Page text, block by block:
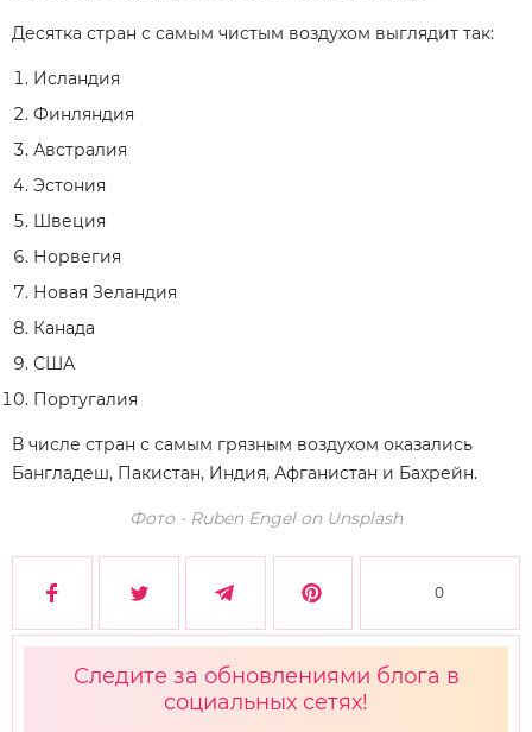
Десятка стран с самым чистым воздухом выглядит так:
Исландия
Финляндия
Австралия
Эстония
Швеция
Норвегия
Новая Зеландия
Канада
США
Португалия
В числе стран с самым грязным воздухом оказались
Бангладеш, Пакистан, Индия, Афганистан и Бахрейн.
Фото - Ruben Engel on Unsplash
0
Следите за обновлениями блога в
социальных сетях!